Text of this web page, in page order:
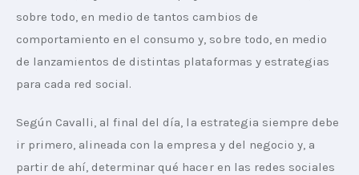
sobre todo, en medio de tantos cambios de
comportamiento en el consumo y, sobre todo, en medio
de lanzamientos de distintas plataformas y estrategias
para cada red social.
Según Cavalli, al final del día, la estrategia siempre debe
ir primero, alineada con la empresa y del negocio y, a
partir de ahí, determinar qué hacer en las redes sociales